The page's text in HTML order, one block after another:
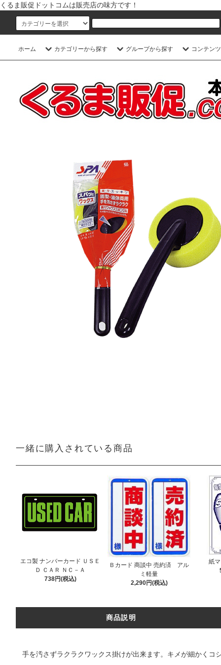
くるま販促ドットコムは販売店の味方です！
ホーム カテゴリーから探す グループから探す コンテン
一緒に購入されている商品
エコ製 ナンバーカード ＵＳＥ
Ｄ ＣＡＲ ＮＣ－Ａ
738円(税込)
Ｂカード 商談中 売約済 アル
ミ軽量
2,290円(税込)
紙
商品説明
手を汚さずラクラクワックス掛けが出来ます。キメが細かくコ